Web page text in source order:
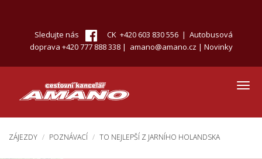
Sledujte nás
CK +420 603 830 556 | Autobusová
doprava +420 777 888 338 | amano@amano.cz | Novinky
ZÁJEZDY POZNÁVACÍ TO NEJLEPŠÍ Z JARNÍHO HOLANDSKA